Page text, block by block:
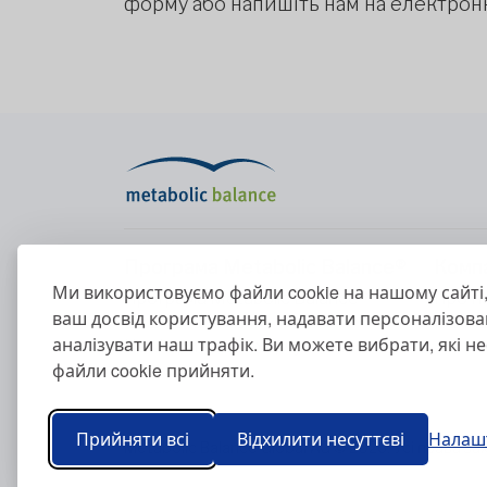
Ми використовуємо файли cookie на нашому
ваш досвід користування, надавати
аналізувати наш трафік. Ви можете вибрати, які
файли cookie прийняти.
Прийняти всі Відхилити несуттєві
Програма Metabolic Balance®
Ваш метаболізм
Наші принципи харчування
Показники крові
Про
Metabolic Balance Global AG © 2026. Усі права